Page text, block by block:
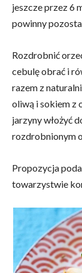
jeszcze przez 6
powinny
Rozdrobnić
cebulę obrać i
razem z
oliwą i sokiem z
jarzyny włożyć
rozdrobnionym
Propozycja
towarzystwie